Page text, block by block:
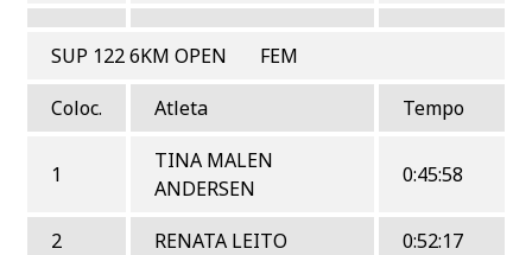
SUP 122 6KM OPEN FEM
Coloc.
Atleta Tempo
1
TINA MALEN
ANDERSEN
0:45:58
2 RENATA LEITO
0:52:17